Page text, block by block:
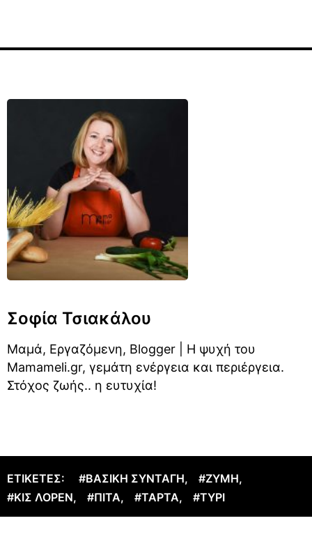
Σοφία Τσιακάλου
Μαμά, Εργαζόμενη, Blogger | Η ψυχή του
Mamameli.gr, γεμάτη ενέργεια και περιέργεια.
Στόχος ζωής.. η ευτυχία!
ΕΤΙΚΈΤΕΣ: #ΒΑΣΙΚΉ ΣΥΝΤΑΓΉ, #ΖΎΜΗ,
#ΚΙΣ ΛΟΡΈΝ, #ΠΊΤΑ, #ΤΆΡΤΑ, #ΤΥΡΊ